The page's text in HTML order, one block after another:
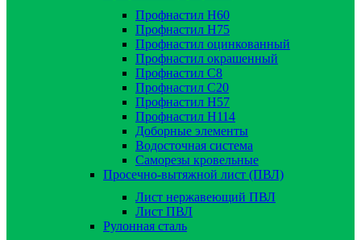
Профнастил Н60
Профнастил Н75
Профнастил оцинкованный
Профнастил окрашенный
Профнастил С8
Профнастил С20
Профнастил Н57
Профнастил Н114
Доборные элементы
Водосточная система
Саморезы кровельные
Просечно-вытяжной лист (ПВЛ)
Лист нержавеющий ПВЛ
Лист ПВЛ
Рулонная сталь